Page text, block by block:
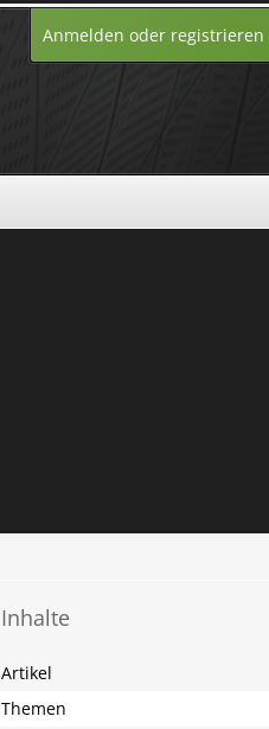
Anmelden oder registrieren
Inhalte
Artikel
Themen